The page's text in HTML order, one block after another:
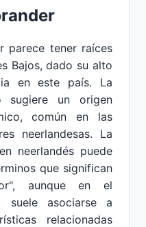
parece tener raíces
Bajos, dado su alto
en este país. La
sugiere un origen
común en las
neerlandesas. La
neerlandés puede
que significan
aunque en el
suele asociarse a
relacionadas